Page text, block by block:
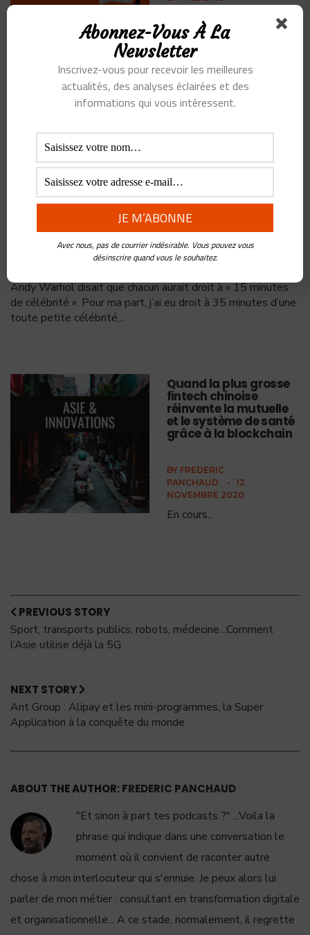
Nouvel épisode sur Ping
an, où l’on creuse plus
profond son écosystème
santé incroyable. Si vous avez un projet dans le secteur de
la santé, de l’assurance ou simplement...
Où en est on de la
fameuse révolution
Blockchain en Chine et
en Europe ?
BYFREDERIC
PANCHAUD
Andy Warhol disait que chacun aurait droit à « 15 minutes
de célébrité ». Pour ma part, j’ai eu droit à 35 minutes d’une
toute petite célébrité,...
Quand la plus grosse
fintech chinoise
réinvente la mutuelle
et le système de santé
grâce à la blockchain
BY FREDERIC
PANCHAUD
• 12
NOVEMBRE 2020
En cours...
PREVIOUS STORY
Sport, transports publics, robots, médecine…Comment
l’Asie utilise déjà la 5G
NEXT STORY
Ant Group : Alipay et les mini-programmes, la Super
Application à la conquête du monde
ABOUT THE AUTHOR:FREDERIC PANCHAUD
"Et sinon à part tes podcasts ?" ...Voila la
phrase qui indique dans une conversation le
moment où il convient de raconter autre
chose à mon interlocuteur qui s'ennuie. Je peux alors lui
parler de mon métier : consultant en transformation digitale
et organisationnelle... A ce stade, normalement, il regrette
Abonnez-Vous À La
Newsletter
Inscrivez-vous pour recevoir les meilleures
actualités, des analyses éclairées et des
informations qui vous intéressent.
Avec nous, pas de courrier indésirable. Vous pouvez vous
désinscrire quand vous le souhaitez.